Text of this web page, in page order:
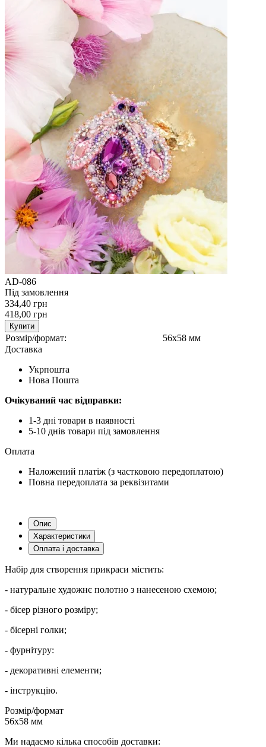
AD-086
Під замовлення
334,40 грн
418,00 грн
Купити
Розмір/формат:
56х58 мм
Доставка
Укрпошта
Нова Пошта
Очікуваний час відправки:
1-3 дні товари в наявності
5-10 днів товари під замовлення
Оплата
Наложений платіж (з частковою передоплатою)
Повна передоплата за реквізитами
Опис
Характеристики
Оплата і доставка
Набір для створення прикраси містить:
- натуральне художнє полотно з нанесеною схемою;
- бісер різного розміру;
- бісерні голки;
- фурнітуру:
- декоративні елементи;
- інструкцію.
Розмір/формат
56х58 мм
Ми надаємо кілька способів доставки: